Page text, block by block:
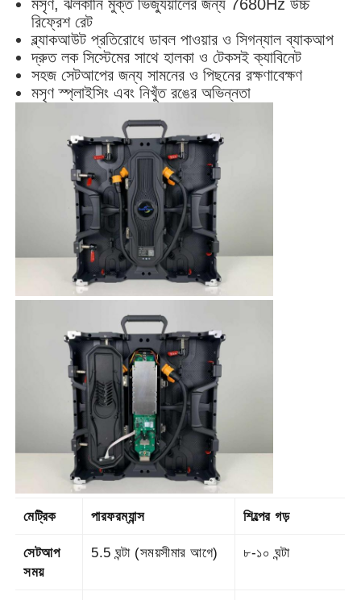
এসএমডি এলইডি স্ক্রিন
বহিরঙ্গন এলইডি ডিসপ্লে বোর্ড
বহিরঙ্গন নেতৃত্বাধীন বিলবোর্ড
মসৃণ, ঝলকানি মুক্ত ভিজ্যুয়ালের জন্য 7680Hz উচ্চ
রিফ্রেশ রেট
ব্ল্যাকআউট প্রতিরোধে ডাবল পাওয়ার ও সিগন্যাল ব্যাকআপ
দ্রুত লক সিস্টেমের সাথে হালকা ও টেকসই ক্যাবিনেট
সহজ সেটআপের জন্য সামনের ও পিছনের রক্ষণাবেক্ষণ
মসৃণ স্প্লাইসিং এবং নিখুঁত রঙের অভিন্নতা
মেট্রিক পারফরম্যান্স শিল্পের গড়
সেটআপ
সময়
5.5 ঘন্টা (সময়সীমার আগে) ৮-১০ ঘন্টা